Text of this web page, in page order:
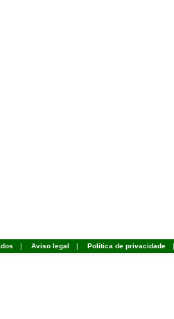
| Aviso legal | Política de privacidade |